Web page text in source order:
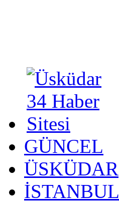
GÜNCEL
ÜSKÜDAR
İSTANBUL